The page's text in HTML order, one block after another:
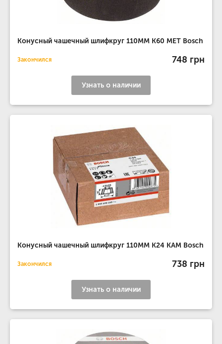
Конусный чашечный шлифкруг 110MM K60 МЕТ Bosch
Закончился 748 грн
Узнать о наличии
Конусный чашечный шлифкруг 110MM K24 КАМ Bosch
Закончился 738 грн
Узнать о наличии